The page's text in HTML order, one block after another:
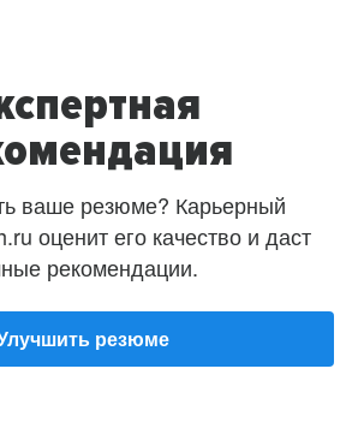
ваше резюме? Карьерный
оценит его качество и даст
рекомендации.
резюме